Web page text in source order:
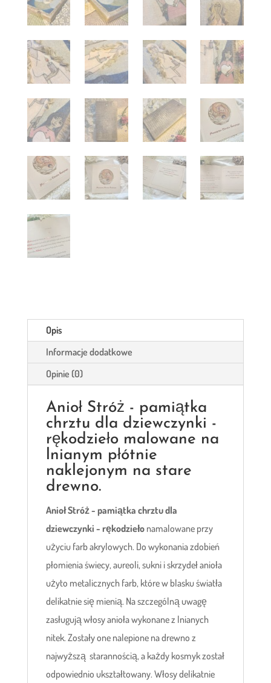
Opis
Informacje dodatkowe
Opinie (0)
Anioł Stróż - pamiątka
chrztu dla dziewczynki -
rękodzieło malowane na
lnianym płótnie
naklejonym na stare
drewno.
Anioł Stróż - pamiątka chrztu dla
dziewczynki - rękodzieło namalowane przy
użyciu farb akrylowych. Do wykonania zdobień
płomienia świecy, aureoli, sukni i skrzydeł anioła
użyto metalicznych farb, które w blasku światła
delikatnie się mienią. Na szczególną uwagę
zasługują włosy anioła wykonane z lnianych
nitek. Zostały one nalepione na drewno z
najwyższą starannością, a każdy kosmyk został
odpowiednio ukształtowany. Włosy delikatnie